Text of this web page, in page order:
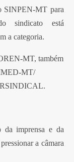
SINPEN-MT para
sindicato está
a categoria.
MT, também
MT/
da imprensa e da
a câmara